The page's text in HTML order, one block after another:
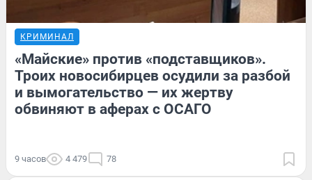
КРИМИНАЛ
«Майские» против «подставщиков».
Троих новосибирцев осудили за разбой
и вымогательство — их жертву
обвиняют в аферах с ОСАГО
9 часов 4 479 78